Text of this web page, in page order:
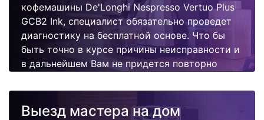
кофемашины De'Longhi Nespresso Vertuo Plus
GCB2 Ink, специалист обязательно проведет
диагностику на бесплатной основе. Что бы
быть точно в курсе причины неисправности и
в дальнейшем Вам не придется повторно
поломок.
Выезд мастера на дом